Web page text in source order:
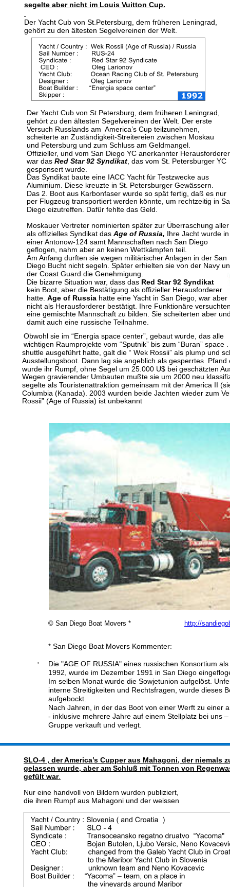
segelte aber nicht im Louis Vuitton Cup.
Der Yacht Cub von St.Petersburg, dem früheren Leningrad,
gehört zu den ältesten Segelvereinen der Welt.
Der Yacht Cub von St.Petersburg, dem früheren Leningrad,
gehört zu den ältesten Segelvereinen der Welt. Der erste
Versuch Russlands am  America’s Cup teilzunehmen,
scheiterte an Zuständigkeit-Streitereien zwischen Moskau
und Petersburg und zum Schluss am Geldmangel.
Offizieller, und vom San Diego YC anerkannter
war das Red Star 92 Syndikat , das vom St. Petersburger YC
gesponsert wurde.
Das Syndikat baute eine IACC Yacht für Testzwecke aus
Aluminium. Diese kreuzte in St. Petersburger Gewässern.
Das 2. Boot aus Karbonfaser wurde so spät fertig, daß es nur
per Flugzeug transportiert werden könnte, um rechtzeitig in
Diego eizutreffen. Dafür fehlte das Geld.
Moskauer Vertreter nominierten später zur Überraschung aller
als offizielles Syndikat das Age of Russia, Ihre Jacht wurde
einer Antonow-124 samt Mannschaften nach San Diego
geflogen, nahm aber an keinen Wettkämpfen teil.
Am Anfang durften sie wegen militärischer Anlagen in der San
Diego Bucht nicht segeln. Später erhielten sie von der Navy
der Coast Guard die Genehmigung.
Die bizarre Situation war, dass das Red Star 92 Syndikat
kein Boot, aber die Bestätigung als offizieller Herausforderer
hatte. Age of Russia hatte eine Yacht in San Diego, war aber
nicht als Herausforderer bestätigt. Ihre Funktionäre
eine gemischte Mannschaft zu bilden. Sie scheiterten aber
damit auch eine russische Teilnahme.
Obwohl sie im “Energia space center”, gebaut wurde, das alle
wichtigen Raumprojekte vom “Sputnik” bis zum “Buran” space .
shuttle ausgeführt hatte, galt die “ Wek Rossii” als plump und
Ausstellungsboot. Dann lag sie angeblich als gesperrtes
wurde ihr Rumpf, ohne Segel um 25.000 U$ bei geschätzten
Wegen gravierender Umbauten mußte sie um 2000 neu
segelte als Touristenattraktion gemeinsam mit der America II
Columbia (Kanada). 2003 wurden beide Jachten wieder zum
Rossii” (Age of Russia) ist unbekannt
© San Diego Boat Movers * http://
* San Diego Boat Movers Kommenter:
Die "AGE OF RUSSIA" eines russischen Konsortium
1992, wurde im Dezember 1991 in San Diego
Im selben Monat wurde die Sowjetunion aufgelöst.
interne Streitigkeiten und Rechtsfragen, wurde dieses
aufgebockt.
Nach Jahren, in der das Boot von einer Werft zu einer
- inklusive mehrere Jahre auf einem Stellplatz bei uns
Gruppe verkauft und verlegt.
'
SLO-4 , der America’s Cupper aus Mahagoni, der niemals
gelassen wurde, aber am Schluß mit Tonnen von
gefült war.
Nur eine handvoll von Bildern wurden publiziert,
die ihren Rumpf aus Mahagoni und der weissen